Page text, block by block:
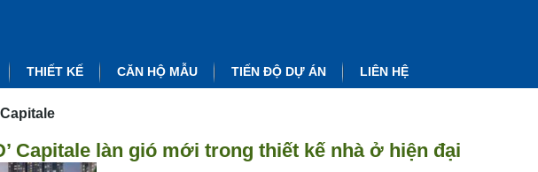
THIẾT KẾ CĂN HỘ MẪU TIẾN ĐỘ DỰ ÁN LIÊN HỆ
Capitale
Capitale làn gió mới trong thiết kế nhà ở hiện đại